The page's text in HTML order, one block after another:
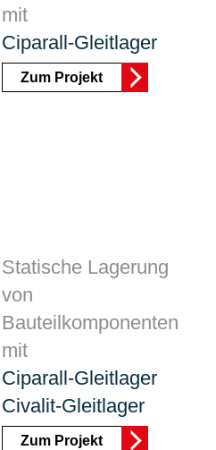
mit
Ciparall-Gleitlager
Zum Projekt
Statische Lagerung
von
Bauteilkomponenten
mit
Ciparall-Gleitlager
Civalit-Gleitlager
Zum Projekt